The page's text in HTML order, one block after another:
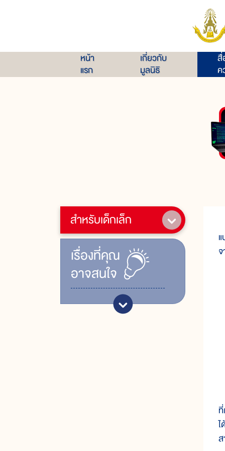
หน้า
แรก
เกี่ยวกับ
มูลนิธิ
สื่
ค
สำหรับเด็กเล็ก
เรื่ิองที่คุณ
อาจสนใจ